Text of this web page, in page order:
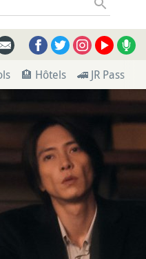
🏨 Hôtels 🚄 JR Pass